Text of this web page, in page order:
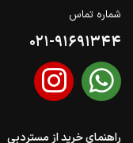
شماره تماس
021-91691344
راهنمای خرید از مستردبی